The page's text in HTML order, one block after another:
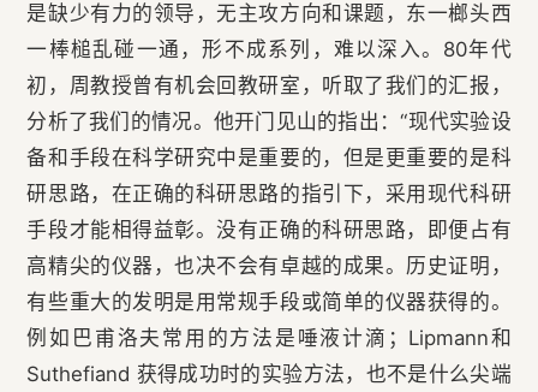
是缺少有力的领导，无主攻方向和课题，东一榔头西
一棒槌乱碰一通，形不成系列，难以深入。80年代
初，周教授曾有机会回教研室，听取了我们的汇报，
分析了我们的情况。他开门见山的指出：“现代实验设
备和手段在科学研究中是重要的，但是更重要的是科
研思路，在正确的科研思路的指引下，采用现代科研
手段才能相得益彰。没有正确的科研思路，即便占有
高精尖的仪器，也决不会有卓越的成果。历史证明，
有些重大的发明是用常规手段或简单的仪器获得的。
例如巴甫洛夫常用的方法是唾液计滴；Lipmann和
Suthefiand 获得成功时的实验方法，也不是什么尖端